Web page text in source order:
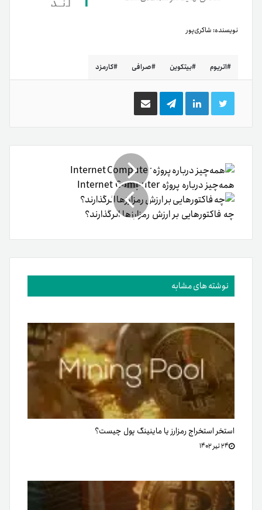
نویسنده: شاکری‌پور
اتریوم بیتکوین صرافی کارمزد
توییتر لینکدینتلگرام اشتراک
گذاری
ایمیل
همه‌چیز درباره پروژه Internet Computer
چه فاکتورهایی بر ارزش رمزارزها اثرگذارند؟
نوشته های مشابه
استخر استخراج رمزارز یا ماینینگ پول چیست؟
۲۴ تیر ۱۴۰۲